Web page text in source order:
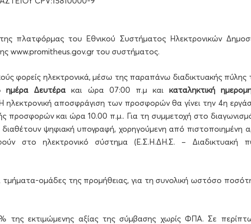
πλατφόρμας του Εθνικού Συστήματος Ηλεκτρονικών
www.promitheus.gov.gr του συστήματος.
φορείς ηλεκτρονικά, μέσω της παραπάνω διαδικτυακής πύλης
ημέρα Δευτέρα και ώρα 07:00 π.μ και καταληκτική
ηλεκτρονική αποσφράγιση των προσφορών θα γίνει την 4η
προσφορών και ώρα 10.00 π.μ.. Για τη συμμετοχή στο
διαθέτουν ψηφιακή υπογραφή, χορηγούμενη από πιστοποιημένη
στο ηλεκτρονικό σύστημα (Ε.Σ.Η.ΔΗ.Σ. – Διαδικτυακή
ομάδες της προμήθειας, για τη συνολική ωστόσο
της εκτιμώμενης αξίας της σύμβασης χωρίς ΦΠΑ. Σε